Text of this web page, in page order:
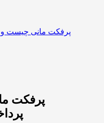
پرفکت